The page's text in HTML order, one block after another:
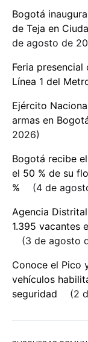
Bogotá
de Teja en
de agosto de
Feria presencial
Línea 1 del
Ejército
armas en
2026
Bogotá recibe
el 50 % de su
%
4 de
Agencia
1.395 vacantes
3 de agosto
Conoce el Pico
vehículos
seguridad
2